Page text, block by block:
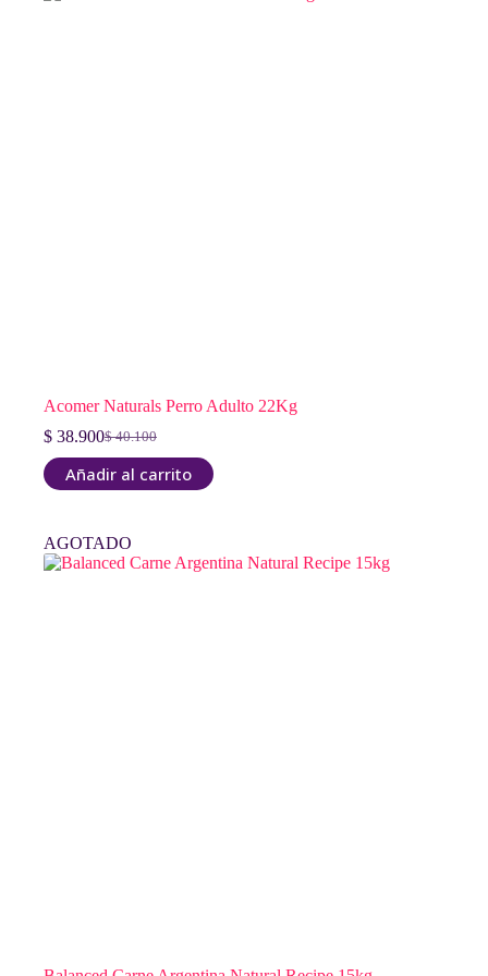
Acomer Naturals Perro Adulto 22Kg
$40.100
El
precio
original
$ 38.900El
precio
actual
Añadir al carrito
AGOTADO